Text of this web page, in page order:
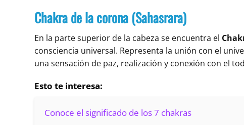
Chakra de la corona (Sahasrara)
En la parte superior de la cabeza se encuentra el
consciencia universal. Representa la unión con el
una sensación de paz, realización y conexión con el
Esto te interesa:
Conoce el significado de los 7 chakras